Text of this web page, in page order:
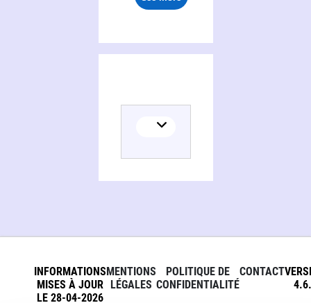
INFORMATIONS
MISES À JOUR
LE 28-04-2026
MENTIONS
LÉGALES
POLITIQUE DE
CONFIDENTIALITÉ
CONTACT